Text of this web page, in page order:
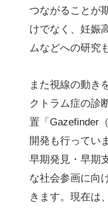
つながることが
けでなく、妊娠
ムなどへの研究
また視線の動き
クトラム症の診
置「Gazefinder
開発も行ってい
早期発見・早期
な社会参画に向
きます。現在は